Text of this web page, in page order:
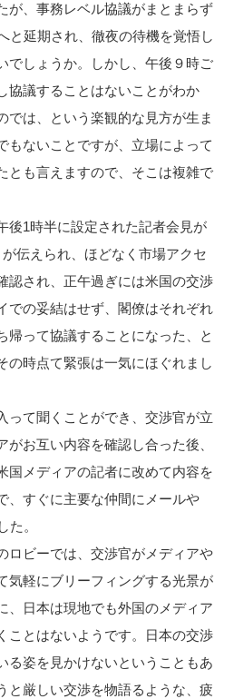
が、事務レベル協議がまとまらず
と延期され、徹夜の待機を覚悟し
でしょうか。しかし、午後９時ご
協議することはないことがわか
では、という楽観的な見方が生ま
もないことですが、立場によって
とも言えますので、そこは複雑で
1時半に設定された記者会見が
伝えられ、ほどなく市場アクセ
認され、正午過ぎには米国の交渉
での妥結はせず、閣僚はそれぞれ
帰って協議することになった、と
の時点て緊張は一気にほぐれまし
て聞くことができ、交渉官が立
お互い内容を確認し合った後、
国メディアの記者に改めて内容を
、すぐに主要な仲間にメールや
た。
ビーでは、交渉官がメディアや
気軽にブリーフィングする光景が
、日本は現地でも外国のメディア
ことはないようです。日本の交渉
る姿を見かけないということもあ
と厳しい交渉を物語るような、疲